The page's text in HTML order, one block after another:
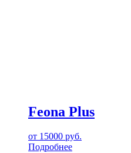
Feona Plus
от 15000 руб.
Подробнее